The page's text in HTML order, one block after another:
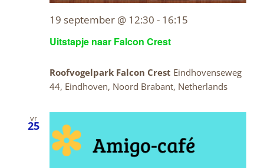
Uitstapje naar Falcon Crest
19 september @ 12:30 - 16:15
Roofvogelpark Falcon Crest Eindhovenseweg
44, Eindhoven, Noord Brabant, Netherlands
vr
25